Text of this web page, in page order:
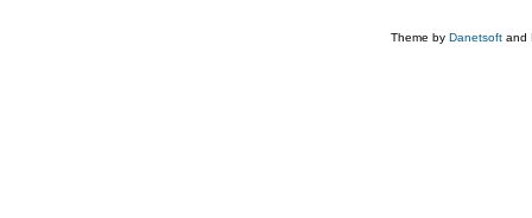
Theme by Danetsoft and